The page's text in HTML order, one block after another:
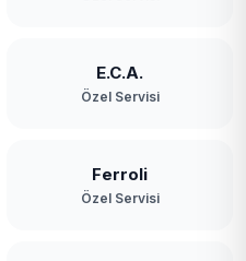
E.C.A.
Özel Servisi
Ferroli
Özel Servisi